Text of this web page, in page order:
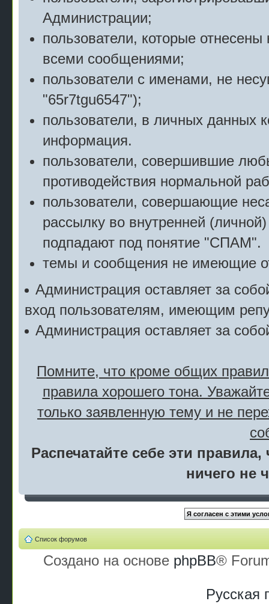
Администрации;
пользователи, которые
всеми сообщениями;
пользователи с именами, не
"65r7tgu6547");
пользователи, в личных данных
информация.
пользователи, совершившие
противодействия нормальной
пользователи, совершающие
рассылку во внутренней
подпадают под понятие "СПАМ".
темы и сообщения не имеющие
Администрация оставляет за
вход пользователям, имеющим
Администрация оставляет за
Помните, что кроме общих
правила хорошего тона.
только заявленную тему и не
Распечатайте себе эти
ничего не
Список форумов
Создано на основе phpBB®
Русская